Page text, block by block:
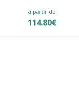
à partir de
114.80€